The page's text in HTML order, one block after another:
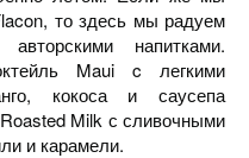
то здесь мы радуем
напитками.
Maui c легкими
кокоса и саусепа
Milk с сливочными
и карамели.